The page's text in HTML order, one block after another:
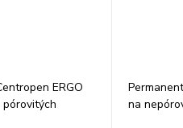
ERGO
na